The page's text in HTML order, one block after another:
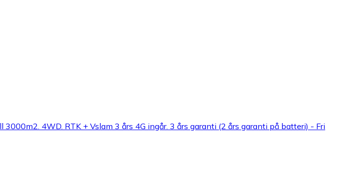
4WD. RTK + Vslam 3 års 4G ingår. 3 års garanti (2 års garanti på batteri) - Fri